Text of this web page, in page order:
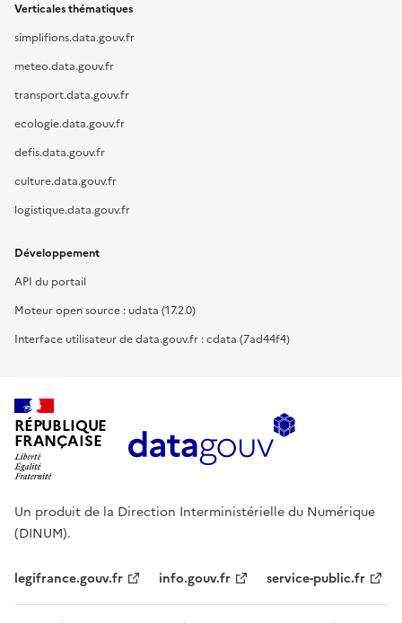
Verticales thématiques
simplifions.data.gouv.fr
meteo.data.gouv.fr
transport.data.gouv.fr
ecologie.data.gouv.fr
defis.data.gouv.fr
culture.data.gouv.fr
logistique.data.gouv.fr
Développement
API du portail
Moteur open source : udata (17.2.0)
Interface utilisateur de data.gouv.fr : cdata (7ad44f4)
RÉPUBLIQUE
FRANÇAISE
Un produit de la Direction Interministérielle du Numérique
(DINUM).
legifrance.gouv.fr info.gouv.fr service-public.fr